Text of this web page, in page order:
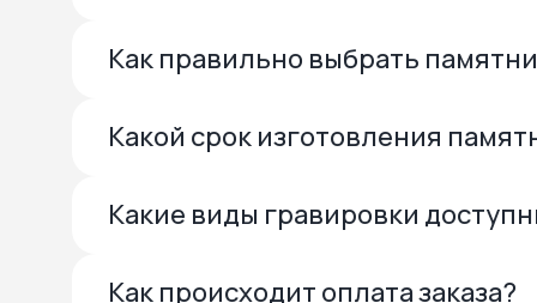
Как правильно выбрать
Какой срок изготовления
Какие виды гравировки
Как происходит оплата заказа?